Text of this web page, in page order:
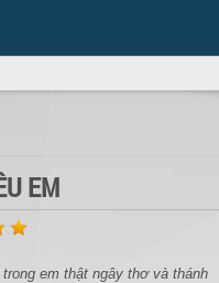
EM
em thật ngây thơ và thánh